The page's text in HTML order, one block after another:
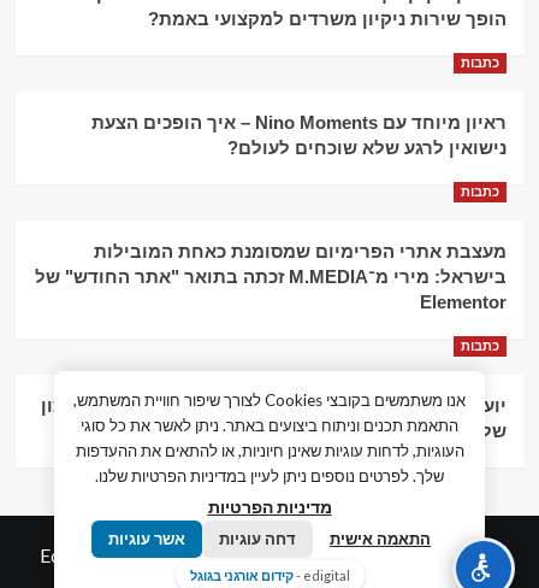
הופך שירות ניקיון משרדים למקצועי באמת?
כתבות
ראיון מיוחד עם Nino Moments – איך הופכים הצעת
נישואין לרגע שלא שוכחים לעולם?
כתבות
מעצבת אתרי הפרימיום שמסומנת כאחת המובילות
בישראל: מירי מ־M.MEDIA זכתה בתואר "אתר החודש" של
Elementor
כתבות
יועץ עסקי וליווי פיננסי – הדרך לצמיחה כלכלית וניהול נכון
של העסק
© כל הזכויות שמורות חדשות המאה ה-21 |
Edigital.co.ilby
אנו משתמשים בקובצי Cookies לצורך שיפור חוויית המשתמש,
התאמת תכנים וניתוח ביצועים באתר. ניתן לאשר את כל סוגי
העוגיות, לדחות עוגיות שאינן חיוניות, או להתאים את ההעדפות
שלך. לפרטים נוספים ניתן לעיין במדיניות הפרטיות שלנו.
מדיניות הפרטיות
התאמה אישית דחה עוגיות אשר עוגיות
edigital - קידום אורגני בגוגל